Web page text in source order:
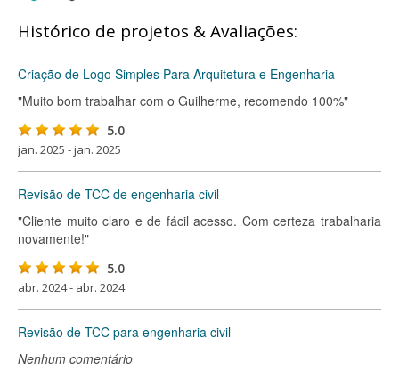
Histórico de projetos & Avaliações:
Criação de Logo Simples Para Arquitetura e Engenharia
"Muito bom trabalhar com o Guilherme, recomendo 100%"
5.0
jan. 2025 - jan. 2025
Revisão de TCC de engenharia civil
"Cliente muito claro e de fácil acesso. Com certeza trabalharia
novamente!"
5.0
abr. 2024 - abr. 2024
Revisão de TCC para engenharia civil
Nenhum comentário